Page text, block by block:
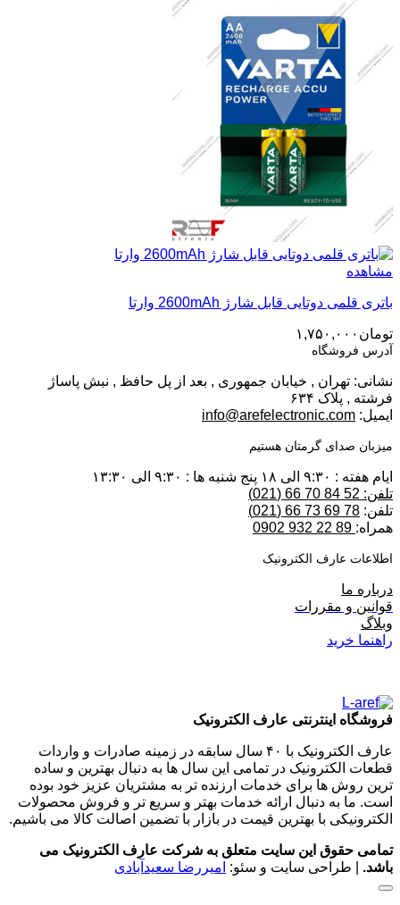
مشاهده
باتری قلمی دوتایی قابل شارژ 2600mAh وارتا
تومان ۱,۷۵۰,۰۰۰
آدرس فروشگاه
نشانی: تهران , خیابان جمهوری , بعد از پل حافظ , نبش پاساژ
فرشته , پلاک ۶۳۴
ایمیل: info@arefelectronic.com
میزبان صدای گرمتان هستیم
ایام هفته : ۹:۳۰ الی ۱۸ پنج شنبه ها : ۹:۳۰ الی ۱۳:۳۰
تلفن: 52 84 70 66 (021)
تلفن: 78 69 73 66 (021)
همراه:
اطلاعات عارف الکترونیک
درباره ما
قوانین و مقررات
وبلاگ
راهنما خرید
فروشگاه اینترنتی عارف الکترونیک
عارف الکترونیک با ۴۰ سال سابقه در زمینه صادرات و واردات
قطعات الکترونیک در تمامی این سال ها به دنبال بهترین و ساده
ترین روش ها برای خدمات ارزنده تر به مشتریان عزیز خود بوده
است. ما به دنبال ارائه خدمات بهتر و سریع تر و فروش محصولات
الکترونیکی با بهترین قیمت در بازار با تضمین اصالت کالا می باشیم.
تمامی حقوق این سایت متعلق به شرکت عارف الکترونیک می
باشد. | طراحی سایت و سئو: امیررضا سعیدآبادی